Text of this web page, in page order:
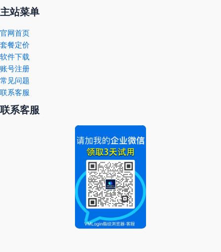
主站菜单
官网首页
套餐定价
软件下载
账号注册
常见问题
联系客服
联系客服